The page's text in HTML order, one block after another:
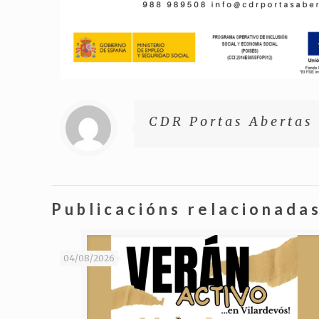
CDR Portas Abertas
Publicacións
04/08/2026